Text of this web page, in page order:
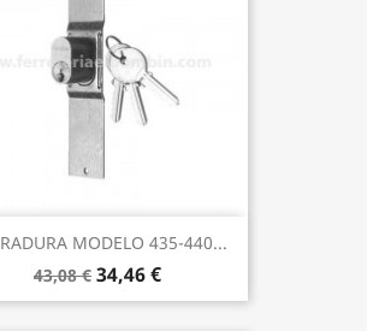
MODELO 435-440...
43,08 € 34,46 €